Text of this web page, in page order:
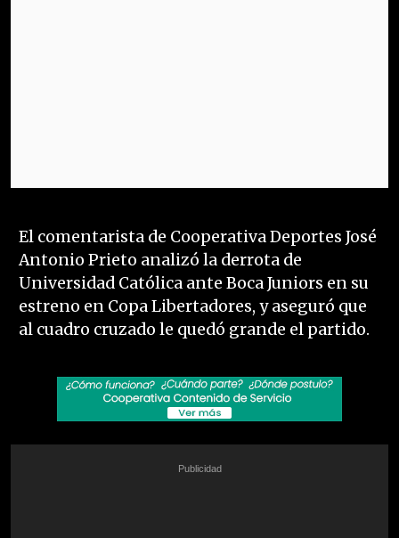
El comentarista de Cooperativa Deportes José
Antonio Prieto analizó la derrota de
Universidad Católica ante Boca Juniors en su
estreno en Copa Libertadores, y aseguró que
al cuadro cruzado le quedó grande el partido.